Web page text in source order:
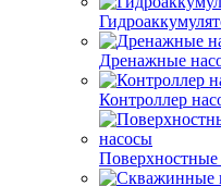
Дренажные
Контроллер
Поверхностные